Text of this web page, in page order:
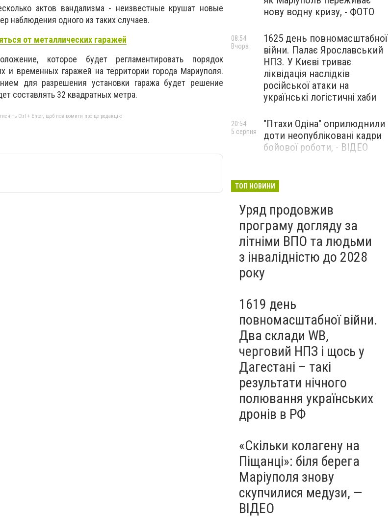
актов вандализма - неизвестные крушат новые
наблюдения одного из таких случаев.
от металлических гаражей
которое будет регламентировать порядок
и временных гаражей на территории города Мариуполя.
для разрешения установки гаража будет решение
составлять 32 квадратных метра.
Ctrl + Enter, щоб повідомити про це редакцію
нову водну кризу, - ФОТО
1625 день повномасштабної
війни. Палає Ярославський
НПЗ. У Києві триває
ліквідація наслідків
російської атаки на
українські логістичні хаби
08:54
Вчора
"Птахи Одіна" оприлюднили
доти неопубліковані кадри
бойової роботи, - ВІДЕО
20:54
5 серпня
Бєдняков зіграє тата
новому українському
фільмі, - ФОТО
5 серпня
ТОП НОВИНИ
Уряд продовжив
програму догляду за
літніми ВПО та людьми
з інвалідністю до 2028
року
1619 день
повномасштабної війни.
Два склади WB,
черговий НПЗ і щось у
Дагестані – такі
результати нічного
полювання українських
дронів в РФ
«Скільки колагену на
Піщанці»: біля берега
Маріуполя знову
скупчилися медузи, —
ВІДЕО